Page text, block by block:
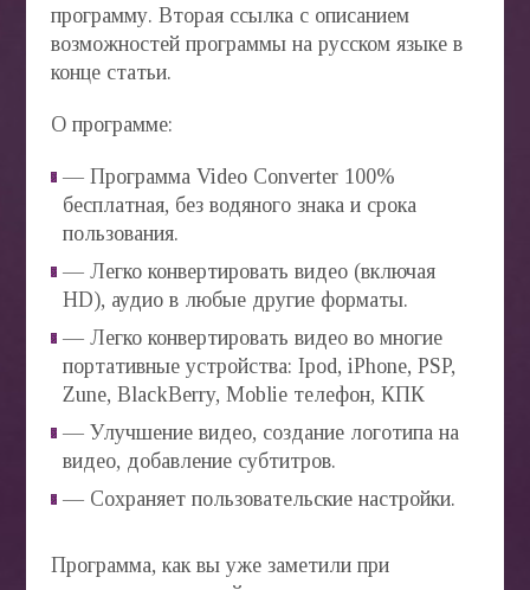
программу. Вторая ссылка с описанием
возможностей программы на русском языке в
конце статьи.
О программе:
— Программа Video Converter 100%
бесплатная, без водяного знака и срока
пользования.
— Легко конвертировать видео (включая
HD), аудио в любые другие форматы.
— Легко конвертировать видео во многие
портативные устройства: Ipod, iPhone, PSP,
Zune, BlackBerry, Moblie телефон, КПК
— Улучшение видео, создание логотипа на
видео, добавление субтитров.
— Сохраняет пользовательские настройки.
Программа, как вы уже заметили при